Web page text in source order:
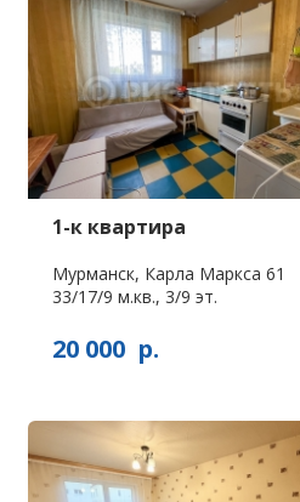
1-к квартира
Мурманск, Карла Маркса 61
33/17/9 м.кв., 3/9 эт.
20 000 р.